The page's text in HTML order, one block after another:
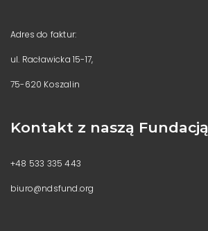
Adres do faktur:
ul. Racławicka 15-17,
75-620 Koszalin
Kontakt z naszą Fundacją
+48 533 335 443
biuro@ndsfund.org